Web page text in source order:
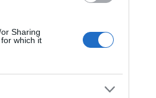
Sharing
which it
PRIME)